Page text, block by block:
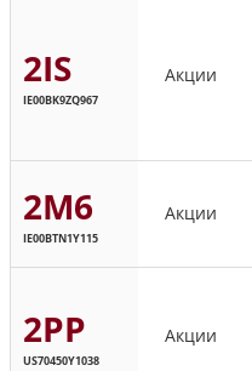
2IS
IE00BK9ZQ967
Акции
2M6
IE00BTN1Y115
Акции
2PP
US70450Y1038
Акции